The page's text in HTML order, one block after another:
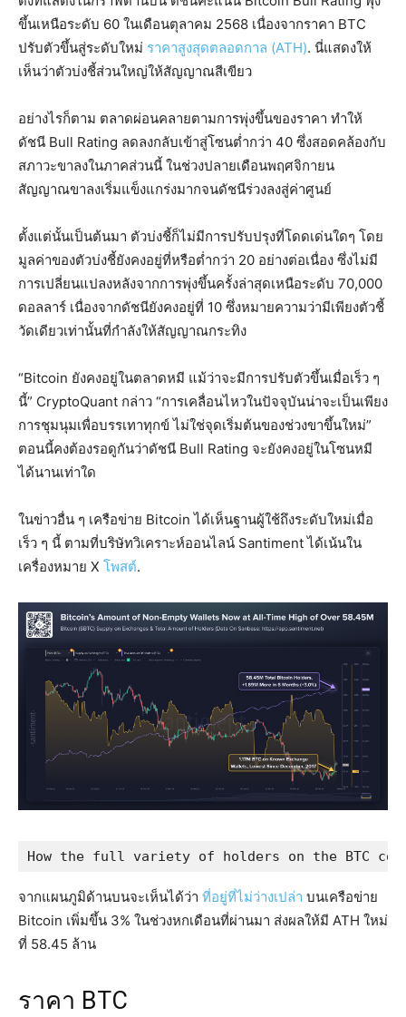
ขึ้นเหนือระดับ 60 ในเดือนตุลาคม 2568 เนื่องจากราคา BTC
ปรับตัวขึ้นสู่ระดับใหม่ ราคาสูงสุดตลอดกาล (ATH). นี่แสดงให้
เห็นว่าตัวบ่งชี้ส่วนใหญ่ให้สัญญาณสีเขียว
อย่างไรก็ตาม ตลาดผ่อนคลายตามการพุ่งขึ้นของราคา ทำให้
ดัชนี Bull Rating ลดลงกลับเข้าสู่โซนต่ำกว่า 40 ซึ่งสอดคล้องกับ
สภาวะขาลงในภาคส่วนนี้ ในช่วงปลายเดือนพฤศจิกายน
สัญญาณขาลงเริ่มแข็งแกร่งมากจนดัชนีร่วงลงสู่ค่าศูนย์
ตั้งแต่นั้นเป็นต้นมา ตัวบ่งชี้ก็ไม่มีการปรับปรุงที่โดดเด่นใดๆ โดย
มูลค่าของตัวบ่งชี้ยังคงอยู่ที่หรือต่ำกว่า 20 อย่างต่อเนื่อง ซึ่งไม่มี
การเปลี่ยนแปลงหลังจากการพุ่งขึ้นครั้งล่าสุดเหนือระดับ 70,000
ดอลลาร์ เนื่องจากดัชนียังคงอยู่ที่ 10 ซึ่งหมายความว่ามีเพียงตัวชี้
วัดเดียวเท่านั้นที่กำลังให้สัญญาณกระทิง
“Bitcoin ยังคงอยู่ในตลาดหมี แม้ว่าจะมีการปรับตัวขึ้นเมื่อเร็ว ๆ
นี้” CryptoQuant กล่าว “การเคลื่อนไหวในปัจจุบันน่าจะเป็นเพียง
การชุมนุมเพื่อบรรเทาทุกข์ ไม่ใช่จุดเริ่มต้นของช่วงขาขึ้นใหม่”
ตอนนี้คงต้องรอดูกันว่าดัชนี Bull Rating จะยังคงอยู่ในโซนหมี
ได้นานเท่าใด
ในข่าวอื่น ๆ เครือข่าย Bitcoin ได้เห็นฐานผู้ใช้ถึงระดับใหม่เมื่อ
เร็ว ๆ นี้ ตามที่บริษัทวิเคราะห์ออนไลน์ Santiment ได้เน้นใน
เครื่องหมาย X โพสต์.
How the full variety of holders on the BTC
จากแผนภูมิด้านบนจะเห็นได้ว่า ที่อยู่ที่ไม่ว่างเปล่า บนเครือข่าย
Bitcoin เพิ่มขึ้น 3% ในช่วงหกเดือนที่ผ่านมา ส่งผลให้มี ATH ใหม่
ที่ 58.45 ล้าน
ราคา BTC